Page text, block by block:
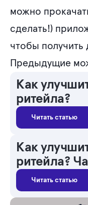
можно
сделать!)
чтобы
Предыдущие
Как
ритейла?
Читать статью
Как
ритейла?
Читать статью